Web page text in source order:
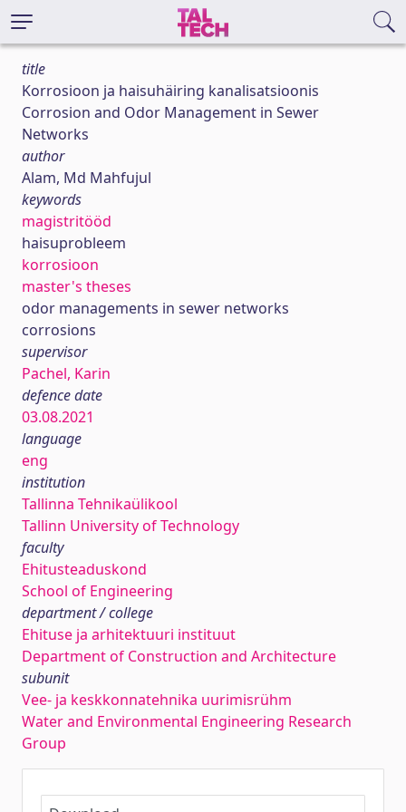
title
Korrosioon ja haisuhäiring kanalisatsioonis
Corrosion and Odor Management in Sewer
Networks
author
Alam, Md Mahfujul
keywords
magistritööd
haisuprobleem
korrosioon
master's theses
odor managements in sewer networks
corrosions
supervisor
Pachel, Karin
defence date
03.08.2021
language
eng
institution
Tallinna Tehnikaülikool
Tallinn University of Technology
faculty
Ehitusteaduskond
School of Engineering
department / college
Ehituse ja arhitektuuri instituut
Department of Construction and Architecture
subunit
Vee- ja keskkonnatehnika uurimisrühm
Water and Environmental Engineering Research
Group